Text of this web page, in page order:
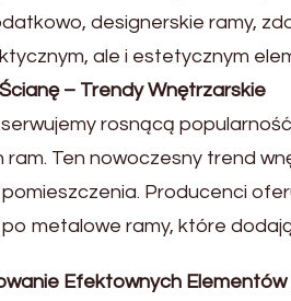
designerskie ramy,
ale i estetycznym
– Trendy Wnętrzarskie
rosnącą
ram. Ten nowoczesny trend
Producenci
metalowe ramy, które
Efektownych Elementów